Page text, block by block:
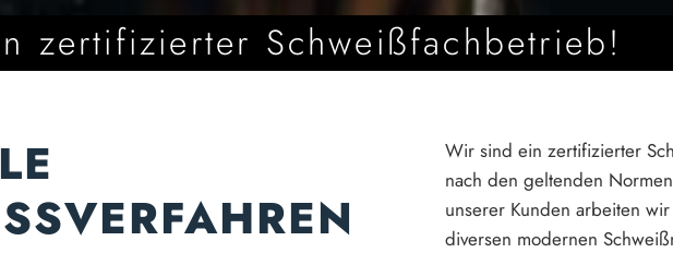
zertifizierter Schweißfachbetrieb!
Wir sind ein zertifizierter
nach den geltenden
unserer Kunden arbeiten
diversen modernen